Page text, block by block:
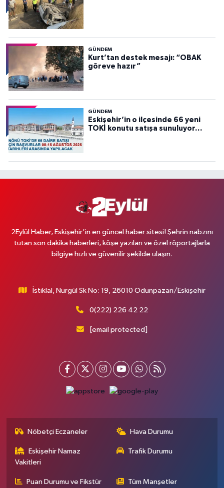
GÜNDEM
Kurt’tan destek mesajı: “OBAK
göreve hazır”
GÜNDEM
Eskişehir’in o ilçesinde 66 yeni
TOKİ konutu satışa sunuluyor…
2Eylül Haber, Eskişehir’in en güncel haber sitesi! Şehrin nabzını
tutan son dakika haberleri, köşe yazıları ve özel röportajlarla
bilgiye hızlı ve güvenilir şekilde ulaşın.
İstiklal, Nurgül Sk No: 19, 26010 Odunpazarı/Eskişehir
0(222) 226 42 22
[email protected]
Nöbetçi Eczaneler Hava Durumu
Eskişehir Namaz
Vakitleri
Trafik Durumu
Puan Durumu ve Fikstür Tüm Manşetler